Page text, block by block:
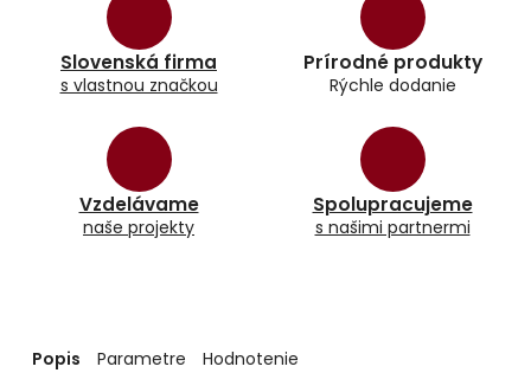
Slovenská firma
s vlastnou značkou
Prírodné produkty
Rýchle dodanie
Vzdelávame
naše projekty
Spolupracujeme
s našimi partnermi
Popis Parametre Hodnotenie